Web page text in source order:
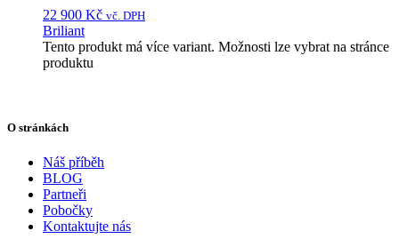
22 900 Kč vč. DPH
Briliant
Tento produkt má více variant. Možnosti lze vybrat na stránce
produktu
O stránkách
Náš příběh
BLOG
Partneři
Pobočky
Kontaktujte nás